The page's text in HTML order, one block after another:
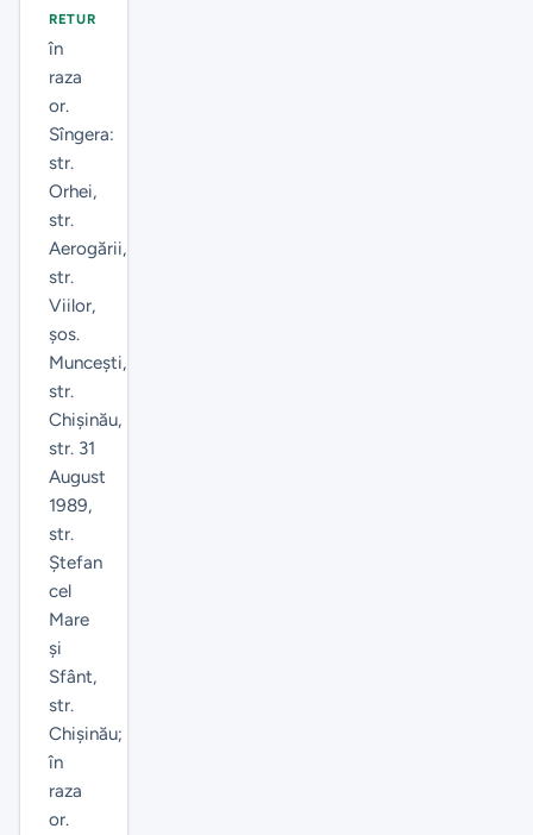
RETUR
în
raza
or.
Sîngera:
str.
Orhei,
str.
Aerogării,
str.
Viilor,
șos.
Muncești,
str.
Chișinău,
str. 31
August
1989,
str.
Ștefan
cel
Mare
și
Sfânt,
str.
Chișinău;
în
raza
or.